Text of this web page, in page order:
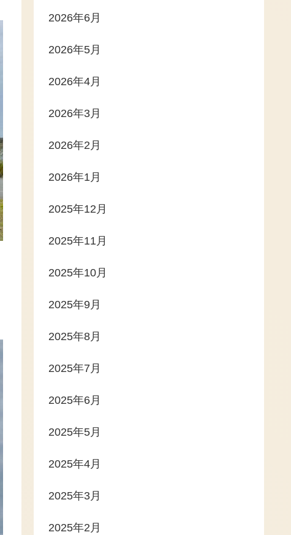
2026年6月
2026年5月
2026年4月
2026年3月
2026年2月
2026年1月
2025年12月
2025年11月
2025年10月
2025年9月
2025年8月
2025年7月
2025年6月
2025年5月
2025年4月
2025年3月
2025年2月